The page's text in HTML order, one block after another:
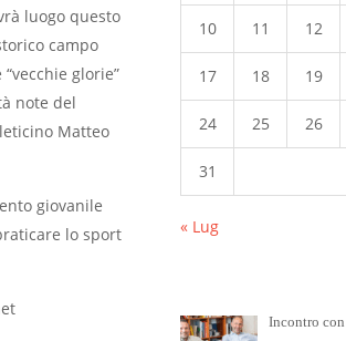
luogo questo
campo
glorie”
note del
Matteo
giovanile
lo sport
10 11 12
17 18 19
24 25 26
31
« Lug
Incontro